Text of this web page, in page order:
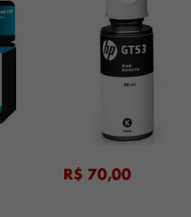
R$ 70,00